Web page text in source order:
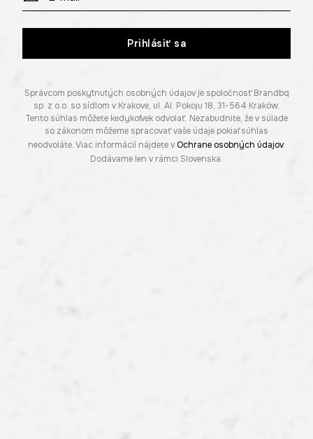
Prihlásiť sa
Správcom poskytnutých osobných údajov je spoločnosť Brandbq
sp. z o.o. so sídlom v Krakove, ul. Al. Pokoju 18, 31-564 Kraków.
Tento súhlas môžete kedykoľvek odvolať. Nezabudnite, že v súlade
so zákonom môžeme spracovať vaše údaje pokiaľ súhlas
neodvoláte. Viac informácií nájdete v Ochrane osobných údajov.
Dodávame len v rámci Slovenska.